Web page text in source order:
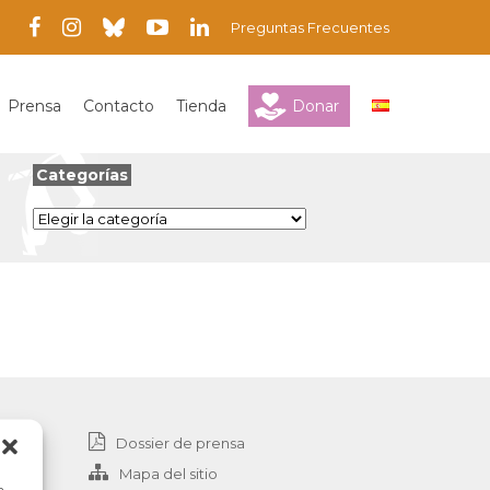
Preguntas Frecuentes
Prensa Contacto Tienda Donar
Categorías
Categorías
Dossier de prensa
Mapa del sitio